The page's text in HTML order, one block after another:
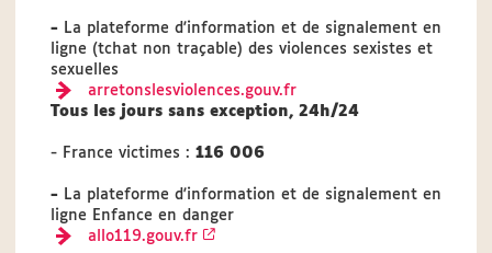
- La plateforme d'information et de signalement en
ligne (tchat non traçable) des violences sexistes et
sexuelles
arretonslesviolences.gouv.fr
Tous les jours sans exception, 24h/24
- France victimes : 116 006
- La plateforme d'information et de signalement en
ligne Enfance en danger
allo119.gouv.fr